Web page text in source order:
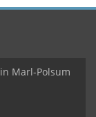
Marl-Polsum